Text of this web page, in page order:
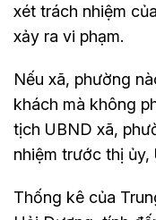
xét trách nhiệm
xảy ra vi phạm.
Nếu xã, phường
khách mà không
tịch UBND xã,
nhiệm trước thị ủy,
Thống kê của